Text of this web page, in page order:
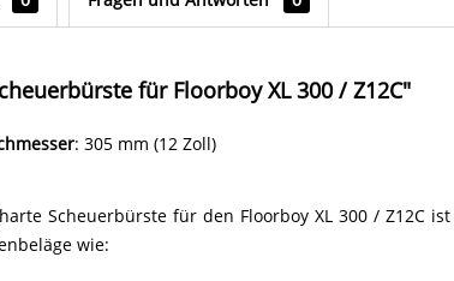
für Floorboy XL 300 / Z12C"
: 305 mm (12 Zoll)
Scheuerbürste für den Floorboy XL 300 / Z12C
wie: